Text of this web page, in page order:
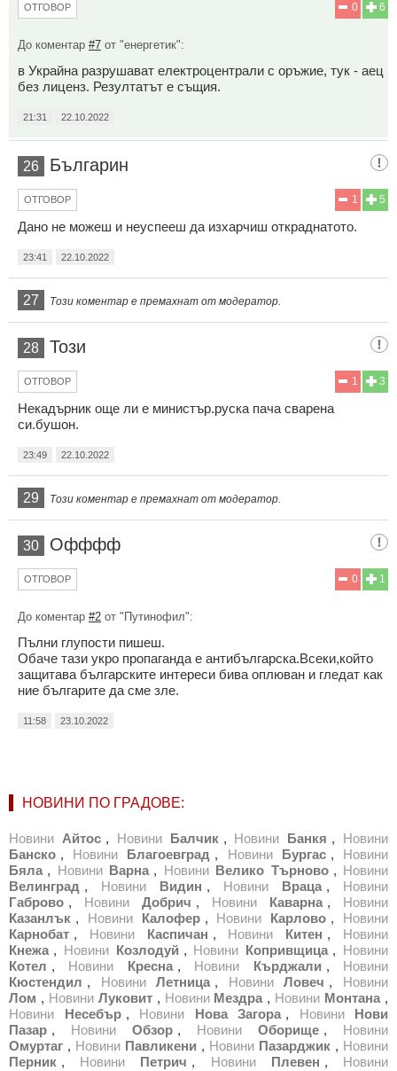
6
0
ОТГОВОР
До коментар #7 от "енергетик":
в Украйна разрушават електроцентрали с оръжие, тук - аец
без лиценз. Резултатът е същия.
21:31 22.10.2022
26 Българин
5
1
ОТГОВОР
Дано не можеш и неуспееш да изхарчиш откраднатото.
23:41 22.10.2022
27 Този коментар е премахнат от модератор.
28 Този
3
1
ОТГОВОР
Некадърник още ли е министър.руска пача сварена
си.бушон.
23:49 22.10.2022
29 Този коментар е премахнат от модератор.
30 Офффф
1
0
ОТГОВОР
До коментар #2 от "Путинофил":
Пълни глупости пишеш.
Обаче тази укро пропаганда е антибългарска.Всеки,който
защитава българските интереси бива оплюван и гледат как
ние българите да сме зле.
11:58 23.10.2022
НОВИНИ ПО ГРАДОВЕ:
Новини Айтос , Новини Балчик , Новини Банкя , Новини
Банско , Новини Благоевград , Новини Бургас , Новини
Бяла , Новини Варна , Новини Велико Търново , Новини
Велинград , Новини Видин , Новини Враца , Новини
Габрово , Новини Добрич , Новини Каварна , Новини
Казанлък , Новини Калофер , Новини Карлово , Новини
Карнобат , Новини Каспичан , Новини Китен , Новини
Кнежа , Новини Козлодуй , Новини Копривщица , Новини
Котел , Новини Кресна , Новини Кърджали , Новини
Кюстендил , Новини Летница , Новини Ловеч , Новини
Лом , Новини Луковит , Новини Мездра , Новини Монтана ,
Новини
Несебър , Новини Нова Загора , Новини
Нови
Пазар , Новини Обзор , Новини Оборище , Новини
Омуртаг , Новини Павликени , Новини Пазарджик , Новини
Перник , Новини Петрич , Новини Плевен , Новини